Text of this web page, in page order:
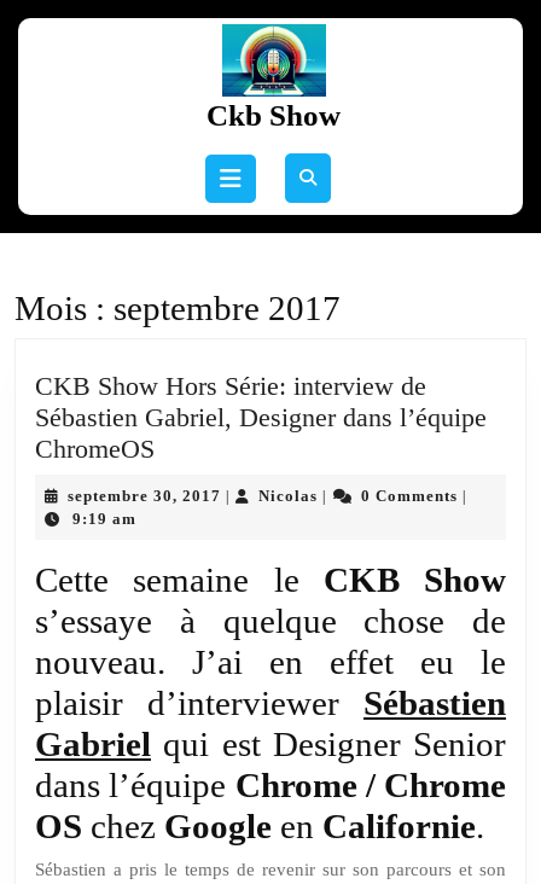
Ckb Show
Open
Mois : septembre 2017
CKB Show Hors Série: interview de
Sébastien Gabriel, Designer dans l’équipe
ChromeOS
Hors
interview
Sébastien
Gabriel,
Designer
dans
l’équipe
ChromeOS
septembre 30, 2017 septembre
Nicolas Nicolas0 Comments
9:19 am
Cette semaine le CKB Show
s’essaye à quelque chose de
nouveau. J’ai en effet eu le
plaisir d’interviewer Sébastien
Gabriel qui est Designer Senior
dans l’équipe Chrome / Chrome
OS chez Google en Californie.
Sébastien a pris le temps de revenir sur son parcours et son